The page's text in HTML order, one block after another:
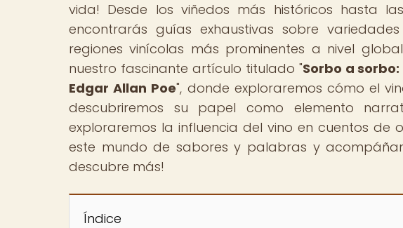
vida! Desde los viñedos más históricos hasta
encontrarás guías exhaustivas sobre
regiones vinícolas más prominentes a nivel
nuestro fascinante artículo titulado "Sorbo a
Edgar Allan Poe", donde exploraremos cómo el
descubriremos su papel como elemento
exploraremos la influencia del vino en cuentos de
este mundo de sabores y palabras y
descubre más!
Índice